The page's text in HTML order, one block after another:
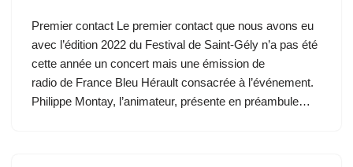
Premier contact Le premier contact que nous avons eu
avec l’édition 2022 du Festival de Saint-Gély n’a pas été
cette année un concert mais une émission de
radio de France Bleu Hérault consacrée à l’événement.
Philippe Montay, l’animateur, présente en préambule…